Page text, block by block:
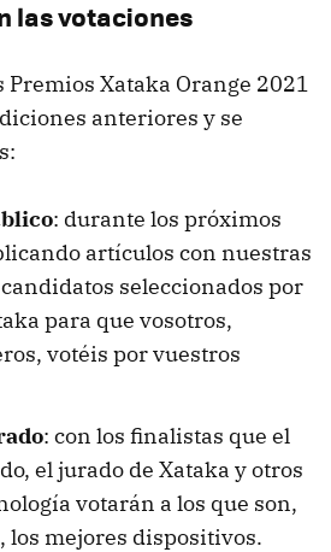
las votaciones
Premios Xataka Orange 2021
anteriores y se
: durante los próximos
artículos con nuestras
seleccionados por
para que vosotros,
votéis por vuestros
: con los finalistas que el
el jurado de Xataka y otros
votarán a los que son,
los mejores dispositivos.